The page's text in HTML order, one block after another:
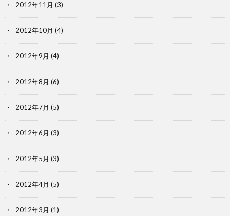
2012年11月 (3)
2012年10月 (4)
2012年9月 (4)
2012年8月 (6)
2012年7月 (5)
2012年6月 (3)
2012年5月 (3)
2012年4月 (5)
2012年3月 (1)